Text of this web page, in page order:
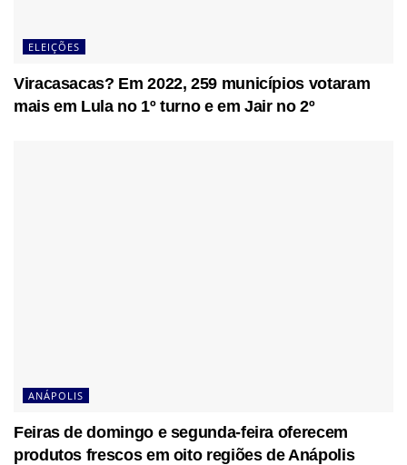
ELEIÇÕES
Viracasacas? Em 2022, 259 municípios votaram
mais em Lula no 1º turno e em Jair no 2º
ANÁPOLIS
Feiras de domingo e segunda-feira oferecem
produtos frescos em oito regiões de Anápolis